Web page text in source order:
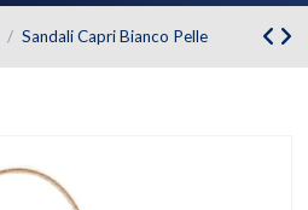
Sandali Capri Bianco Pelle